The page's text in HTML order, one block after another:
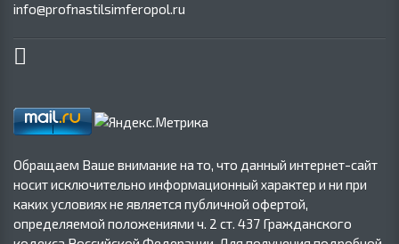
info@profnastilsimferopol.ru
Обращаем Ваше внимание на то, что данный интернет-сайт
носит исключительно информационный характер и ни при
каких условиях не является публичной офертой,
определяемой положениями ч. 2 ст. 437 Гражданского